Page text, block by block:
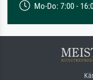
Mo-Do: 7:00 -